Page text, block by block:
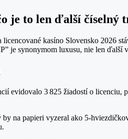
je to len ďalší číselný
kasíno Slovensko 2026
je synonymom luxusu, nie len
evidovalo 3 825 žiadostí o
na papieri vyzeral ako